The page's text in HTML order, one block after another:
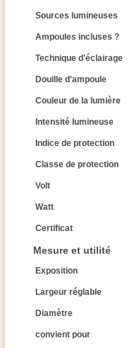
Sources lumineuses
Ampoules incluses ?
Technique d'éclairage
Douille d'ampoule
Couleur de la lumière
Intensité lumineuse
Indice de protection
Classe de protection
Volt
Watt
Certificat
Mesure et utilité
Exposition
Largeur réglable
Diamètre
convient pour